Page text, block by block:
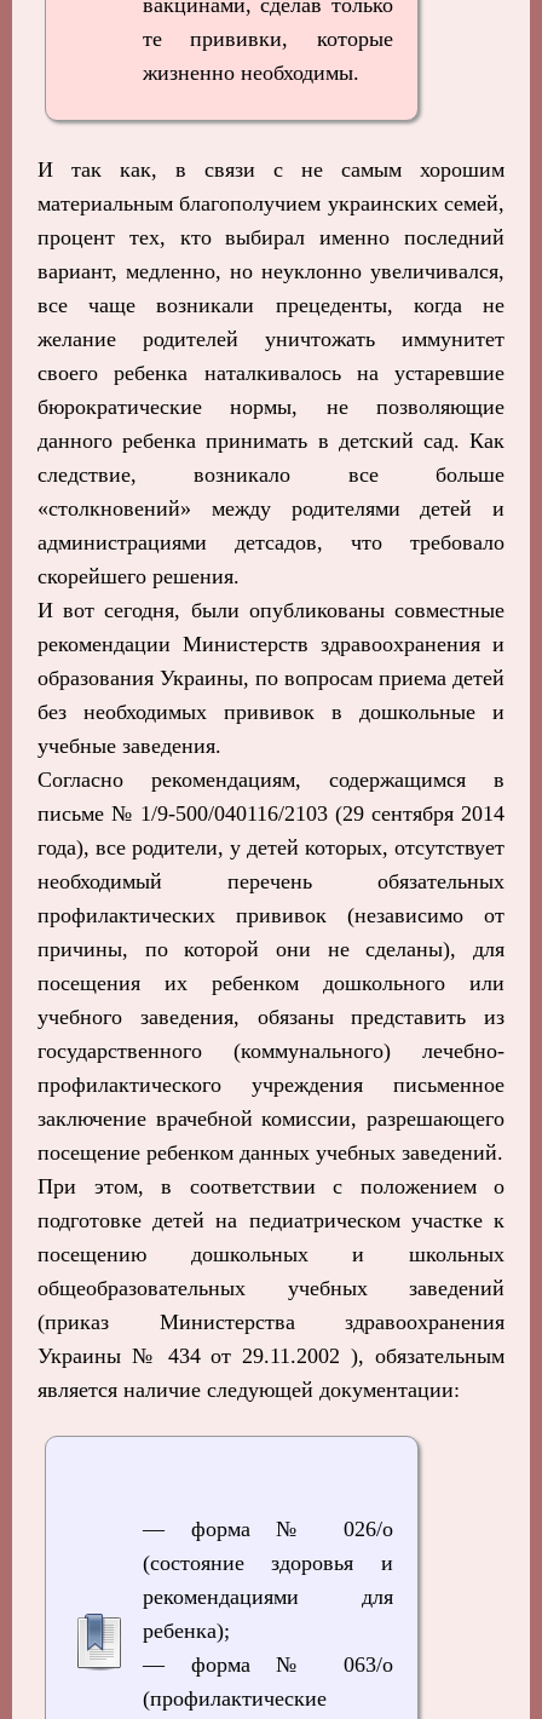
вакцинами, сделав только
те прививки, которые
жизненно необходимы.
И так как, в связи с не самым хорошим
материальным благополучием украинских семей,
процент тех, кто выбирал именно последний
вариант, медленно, но неуклонно увеличивался,
все чаще возникали прецеденты, когда не
желание родителей уничтожать иммунитет
своего ребенка наталкивалось на устаревшие
бюрократические нормы, не позволяющие
данного ребенка принимать в детский сад. Как
следствие, возникало все больше
«столкновений» между родителями детей и
администрациями детсадов, что требовало
скорейшего решения.
И вот сегодня, были опубликованы совместные
рекомендации Министерств здравоохранения и
образования Украины, по вопросам приема детей
без необходимых прививок в дошкольные и
учебные заведения.
Согласно рекомендациям, содержащимся в
письме № 1/9-500/040116/2103 (29 сентября 2014
года), все родители, у детей которых, отсутствует
необходимый перечень обязательных
профилактических прививок (независимо от
причины, по которой они не сделаны), для
посещения их ребенком дошкольного или
учебного заведения, обязаны представить из
государственного (коммунального) лечебно-
профилактического учреждения письменное
заключение врачебной комиссии, разрешающего
посещение ребенком данных учебных заведений.
При этом, в соответствии с положением о
подготовке детей на педиатрическом участке к
посещению дошкольных и школьных
общеобразовательных учебных заведений
(приказ Министерства здравоохранения
Украины № 434 от 29.11.2002 ), обязательным
является наличие следующей документации:
— форма № 026/о
(состояние здоровья и
рекомендациями для
ребенка);
— форма № 063/о
(профилактические